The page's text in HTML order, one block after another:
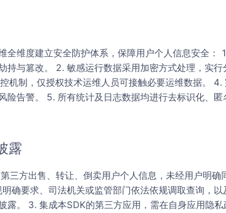
全维度建立安全防护体系，保障用户个人信息安全：
持与篡改。 2. 敏感运行数据采用加密方式处理，实行
机制，仅授权技术运维人员可接触必要运维数据。
险告警。 5. 所有统计及日志数据均进行去标识化、
露
三方出售、转让、倒卖用户个人信息，未经用户明
确要求、司法机关或监管部门依法依规调取查询，
露。 3. 集成本SDK的第三方应用，需在自身应用隐